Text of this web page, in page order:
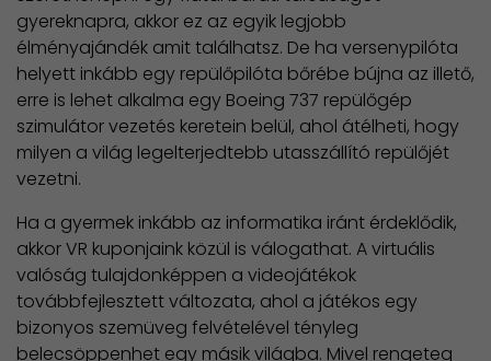
gyereknapra, akkor ez az egyik legjobb
élményajándék amit találhatsz. De ha versenypilóta
helyett inkább egy repülőpilóta bőrébe bújna az illető,
erre is lehet alkalma egy Boeing 737 repülőgép
szimulátor vezetés keretein belül, ahol átélheti, hogy
milyen a világ legelterjedtebb utasszállító repülőjét
vezetni.
Ha a gyermek inkább az informatika iránt érdeklődik,
akkor VR kuponjaink közül is válogathat. A virtuális
valóság tulajdonképpen a videojátékok
továbbfejlesztett változata, ahol a játékos egy
bizonyos szemüveg felvételével tényleg
belecsöppenhet egy másik világba. Mivel rengeteg